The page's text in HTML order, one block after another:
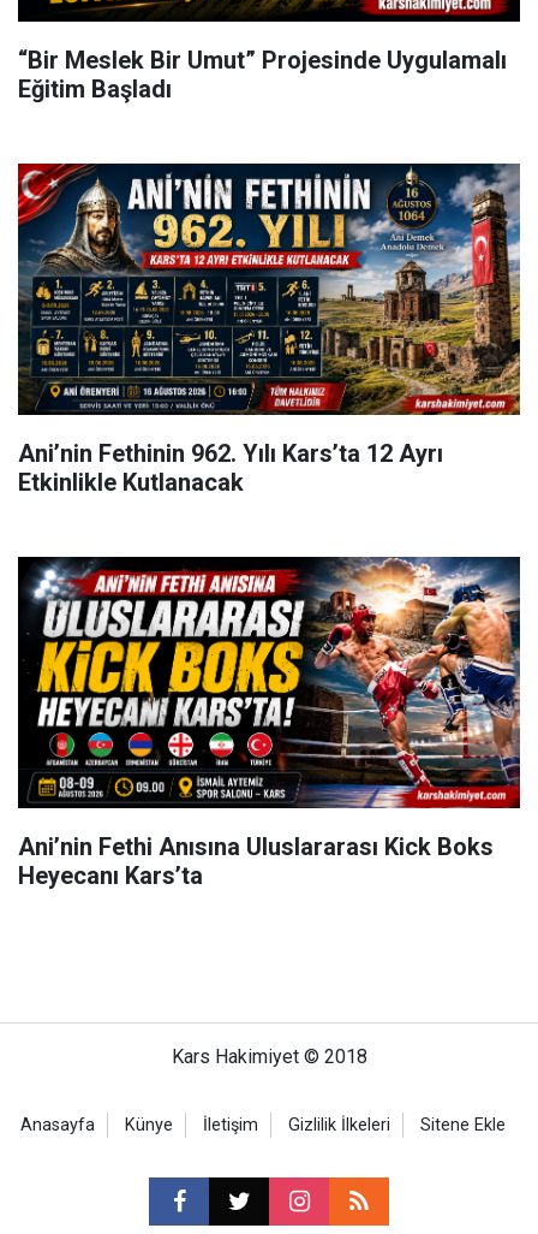
“Bir Meslek Bir Umut” Projesinde Uygulamalı
Eğitim Başladı
Ani’nin Fethinin 962. Yılı Kars’ta 12 Ayrı
Etkinlikle Kutlanacak
Ani’nin Fethi Anısına Uluslararası Kick Boks
Heyecanı Kars’ta
Kars Hakimiyet © 2018
Anasayfa Künye İletişim Gizlilik İlkeleri Sitene Ekle